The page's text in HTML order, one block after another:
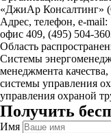
«ДжиАр Консалтинг»
Адрес, телефон, e-
офис 409, (495) 504-
Область
Системы
менеджмента
системы управления
управления охраной
Получить
Имя